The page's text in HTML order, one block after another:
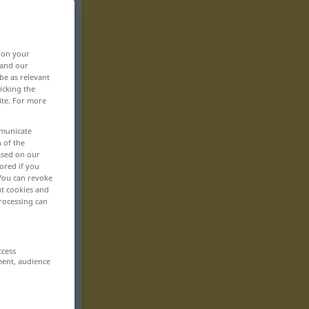
your
our
as relevant
the
For more
of the
on our
if you
can revoke
cookies and
can
audience